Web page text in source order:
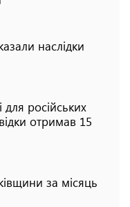
наслідки
для російських
отримав 15
за місяць